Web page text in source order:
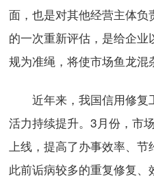
面，也是对其他经营主体
的一次重新评估，是给企
规为准绳，将使市场鱼龙混
近年来，我国信用修复
活力持续提升。3月份，市
上线，提高了办事效率、
此前诟病较多的重复修复、